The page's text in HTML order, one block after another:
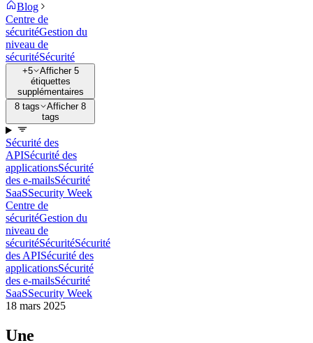
Blog
Centre de
sécuritéGestion du
niveau de
sécuritéSécurité
+5
Afficher 5
étiquettes
supplémentaires
8 tags
Afficher 8
tags
Sécurité des
APISécurité des
applicationsSécurité
des e-mailsSécurité
SaaSSecurity Week
Centre de
sécuritéGestion du
niveau de
sécuritéSécuritéSécurité
des APISécurité des
applicationsSécurité
des e-mailsSécurité
SaaSSecurity Week
18 mars 2025
Une